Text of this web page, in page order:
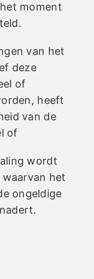
moment
van het
deze
of
heeft
van de
of
wordt
het
ongeldige